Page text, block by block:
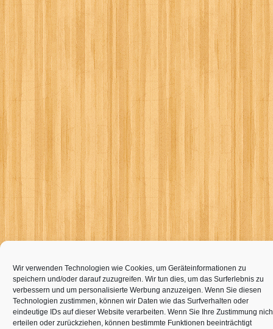
Wir verwenden Technologien wie Cookies, um Geräteinformationen zu
speichern und/oder darauf zuzugreifen. Wir tun dies, um das Surferlebnis zu
verbessern und um personalisierte Werbung anzuzeigen. Wenn Sie diesen
Technologien zustimmen, können wir Daten wie das Surfverhalten oder
eindeutige IDs auf dieser Website verarbeiten. Wenn Sie Ihre Zustimmung
erteilen oder zurückziehen, können bestimmte Funktionen beeinträchtigt